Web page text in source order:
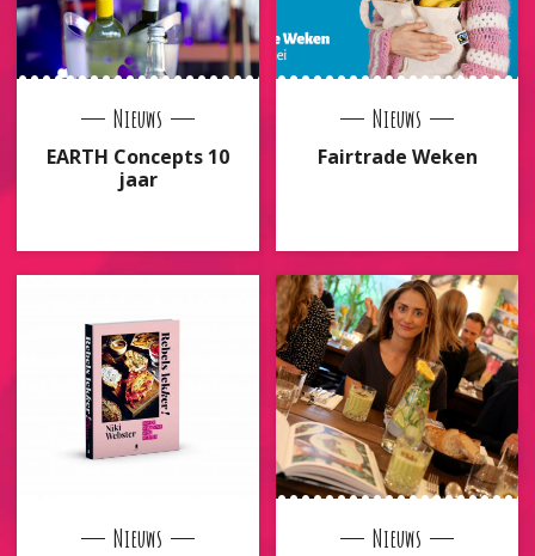
Nieuws
EARTH Concepts 10
jaar
Nieuws
Fairtrade Weken
Nieuws Nieuws